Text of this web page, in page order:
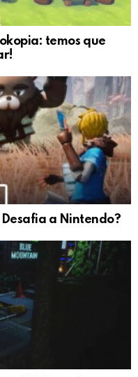
temos que
Desafia a Nintendo?